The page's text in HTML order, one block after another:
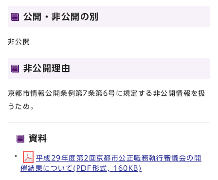
公開・非公開の別
非公開
非公開理由
京都市情報公開条例第7条第6号に規定する非公開情報を扱
うため。
資料
平成29年度第2回京都市公正職務執行審議会の開
催結果について(PDF形式, 160KB)